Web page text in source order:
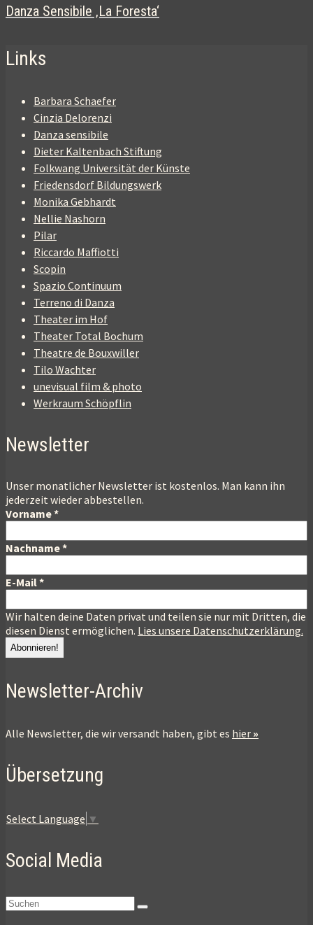
Danza Sensibile ‚La Foresta‘
Links
Barbara Schaefer
Cinzia Delorenzi
Danza sensibile
Dieter Kaltenbach Stiftung
Folkwang Universität der Künste
Friedensdorf Bildungswerk
Monika Gebhardt
Nellie Nashorn
Pilar
Riccardo Maffiotti
Scopin
Spazio Continuum
Terreno di Danza
Theater im Hof
Theater Total Bochum
Theatre de Bouxwiller
Tilo Wachter
unevisual film & photo
Werkraum Schöpflin
Newsletter
Unser monatlicher Newsletter ist kostenlos. Man kann ihn
jederzeit wieder abbestellen.
Vorname*
Nachname*
E-Mail*
Wir halten deine Daten privat und teilen sie nur mit Dritten, die
diesen Dienst ermöglichen. Lies unsere Datenschutzerklärung.
Newsletter-Archiv
Alle Newsletter, die wir versandt haben, gibt es hier »
Übersetzung
Select Language ▼
Social Media
Suchen